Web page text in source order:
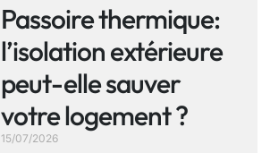
Passoire thermique:
l’isolation extérieure
peut-elle sauver
votre logement ?
15/07/2026